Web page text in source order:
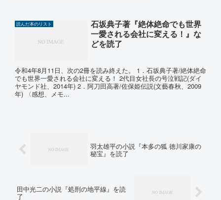
読んだ本のリスト
石坂典子著『絶体絶命でも世界
一愛される会社に変える！』な
どを読了
令和4年8月11日、次の2冊を読み終えた。 1．石坂典子著/絶体絶命
でも世界一愛される会社に変える！ 2代目女社長の号泣戦記(ダイ
ヤモンド社、2014年) 2．阿刀田高著/佐保姫伝説(文藝春秋、2009
年) 〈感想、メモ...
羽太雄平の小説『本多の狐 徳川家康の
秘宝』を読了
田中光二の小説『処刑の地平線』を読
了